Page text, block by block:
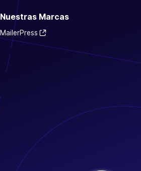
Nuestras Marcas
MailerPress